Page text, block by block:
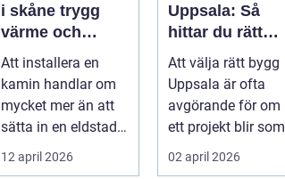
i skåne trygg
värme och
smart
investering
Att installera en
kamin handlar om
mycket mer än att
sätta in en eldstad.
En väl planerad
installati...
12 april 2026
Uppsala: Så
hittar du rätt
partner för ditt
projekt
Att välja rätt bygg
Uppsala är ofta
avgörande för om
ett projekt blir som
02 april 2026